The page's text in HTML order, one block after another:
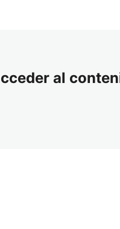
al